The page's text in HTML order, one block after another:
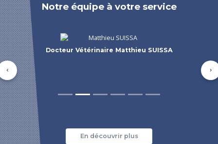
Notre équipe à votre service
Docteur Vétérinaire Matthieu SUISSA
Précédent
En découvrir plus